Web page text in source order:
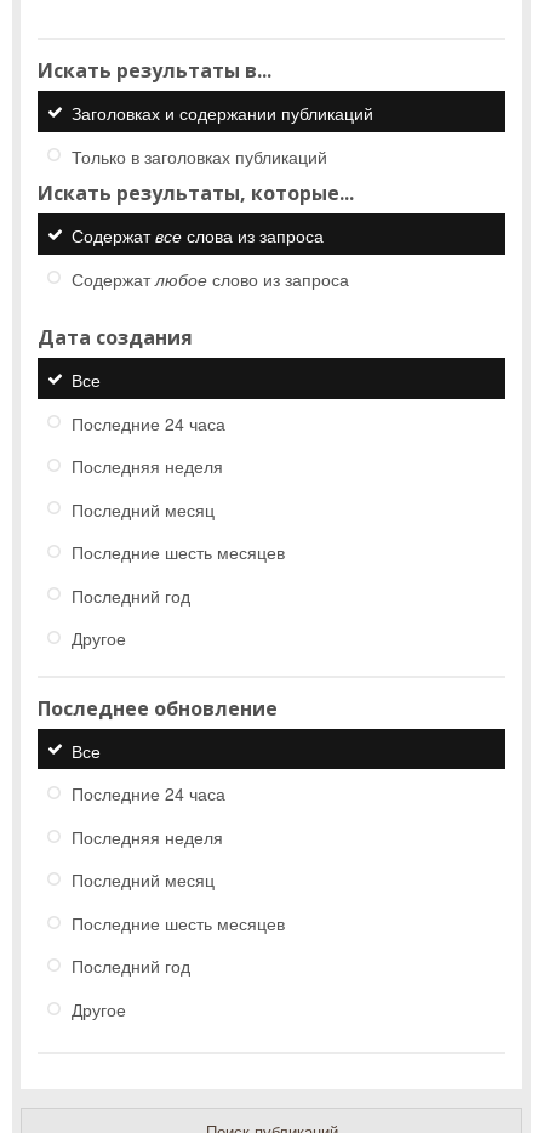
Искать результаты в...
Заголовках и содержании публикаций
Только в заголовках публикаций
Искать результаты, которые...
Содержатвсе слова из запроса
Содержатлюбое слово из запроса
Дата создания
Все
Последние 24 часа
Последняя неделя
Последний месяц
Последние шесть месяцев
Последний год
Другое
Последнее обновление
Все
Последние 24 часа
Последняя неделя
Последний месяц
Последние шесть месяцев
Последний год
Другое